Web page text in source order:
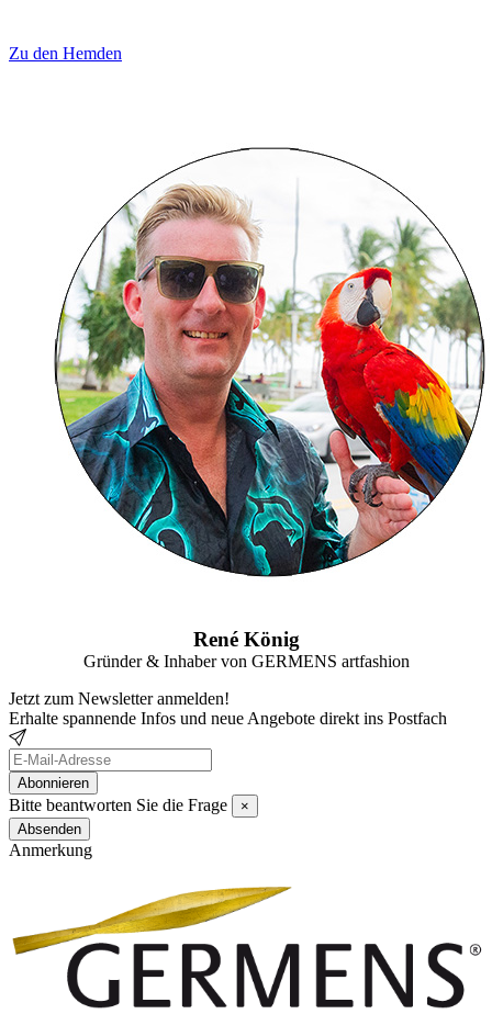
Zu den Hemden
René König
Gründer & Inhaber von GERMENS artfashion
Jetzt zum Newsletter anmelden!
Erhalte spannende Infos und neue Angebote direkt ins Postfach
Abonnieren
NEWSLETTER
Abonnieren
Bitte beantworten Sie die Frage
×
Close
Absenden
Anmerkung